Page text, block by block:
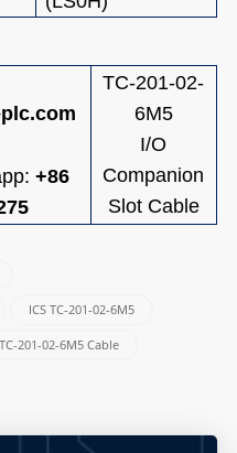
+86
TC-201-02-
6M5
I/O
Companion
Slot Cable
ICS TC-201-02-6M5
201-02-6M5 Cable